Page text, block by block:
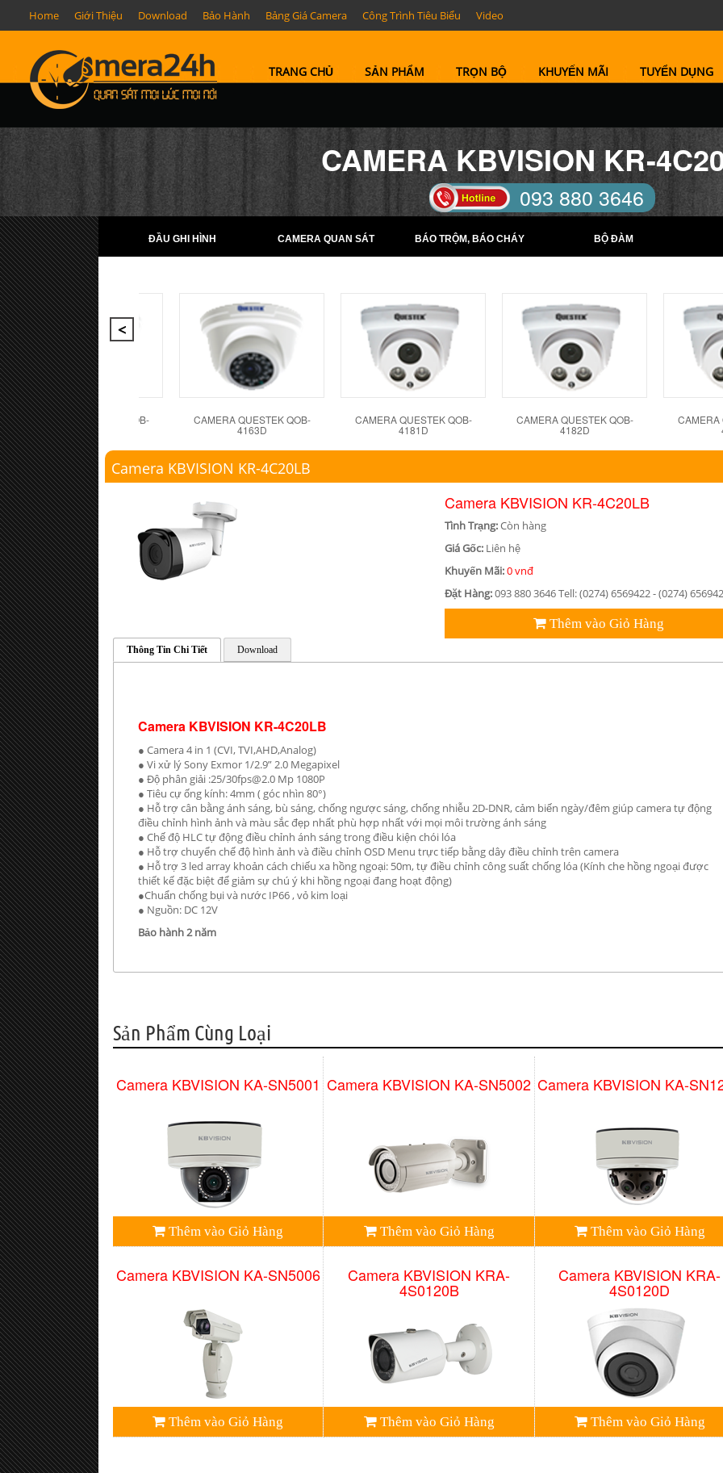
Home Giới Thiệu Download Bảo Hành Bảng Giá Camera Công Trình Tiêu Biểu Video
TRANG CHỦ SẢN PHẨM TRỌN BỘ KHUYẾN MÃI TUYỂN DỤNG
CAMERA KBVISION KR-
093 880 3646
TELL: (0274) 6569422 -
(0274) 6569423
ĐẦU GHI HÌNH CAMERA QUAN SÁT BÁO TRỘM, BÁO CHÁY BỘ ĐÀM
CAMERA QUESTEK QOB-
4162D
CAMERA QUESTEK QOB-
4163D
CAMERA QUESTEK QOB-
4181D
CAMERA QUESTEK QOB-
4182D
CAMERA
Camera KBVISION KR-4C20LB
Camera KBVISION KR-4C20LB
Tình Trạng:Còn hàng
Giá Gốc: Liên hệ
Khuyến Mãi:0 vnđ
Đặt Hàng:093 880 3646 Tell: (0274) 6569422 - (0274)
Thêm vào Giỏ Hàng
Thông Tin Chi Tiết Download
Camera KBVISION KR-4C20LB
● Camera 4 in 1 (CVI, TVI,AHD,Analog)
● Vi xử lý Sony Exmor 1/2.9” 2.0 Megapixel
● Độ phân giải :25/30fps@2.0 Mp 1080P
● Tiêu cự ống kính: 4mm ( góc nhìn 80°)
● Hỗ trợ cân bằng ánh sáng, bù sáng, chống ngược sáng, chống nhiễu 2D-DNR, cảm biến ngày/đêm giúp camera tự động
điều chỉnh hình ảnh và màu sắc đẹp nhất phù hợp nhất với mọi môi trường ánh sáng
● Chế độ HLC tự động điều chỉnh ánh sáng trong điều kiện chói lóa
● Hỗ trợ chuyển chế độ hình ảnh và điều chỉnh OSD Menu trực tiếp bằng dây điều chỉnh trên camera
● Hỗ trợ 3 led array khoản cách chiếu xa hồng ngoại: 50m, tự điều chỉnh công suất chống lóa (Kính che hồng ngoại được
thiết kế đặc biệt để giảm sự chú ý khi hồng ngoại đang hoạt động)
●Chuẩn chống bụi và nước IP66 , vỏ kim loại
● Nguồn: DC 12V
Bảo hành 2 năm
Sản Phẩm Cùng Loại
Camera KBVISION KA-SN5001
Thêm vào Giỏ Hàng
Camera KBVISION KA-SN5002
Thêm vào Giỏ Hàng
Camera KBVISION KA-
Thêm vào Giỏ Hàng
Camera KBVISION KA-SN5006
Thêm vào Giỏ Hàng
Camera KBVISION KRA-
4S0120B
Thêm vào Giỏ Hàng
Camera KBVISION KRA-
4S0120D
Thêm vào Giỏ Hàng